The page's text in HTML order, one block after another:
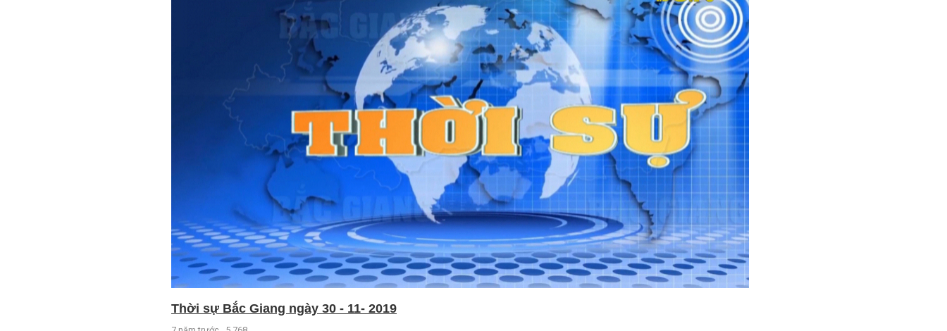
Thời sự Bắc Giang ngày 30 - 11- 2019